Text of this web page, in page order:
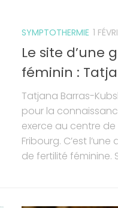
SYMPTOTHERMIE 1
Le site d’une
féminin :
Tatjana Barras-
pour la
exerce au centre de
Fribourg. C’est
de fertilité féminine.